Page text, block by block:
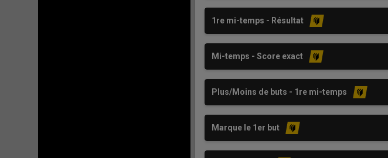
1re mi-temps - Résultat
Mi-temps - Score exact
Plus/Moins de buts - 1re mi-temps
Marque le 1er but